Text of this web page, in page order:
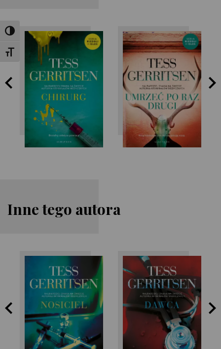
Toggle High Contrast
Toggle Font size
Tess Gerritsen
Tess Gerritsen
Inne tego autora
Tess Gerritsen Tess Gerritsen